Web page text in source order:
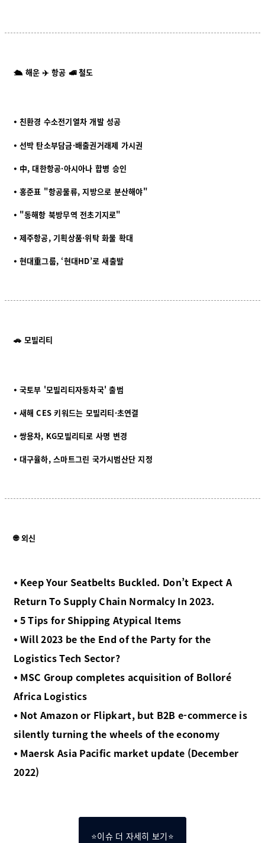
🛳️ 해운 ✈️ 항공 🚅 철도
⦁ 친환경 수소전기열차 개발 성공
⦁ 선박 탄소부담금·배출권거래제 가시권
⦁ 中, 대한항공·아시아나 합병 승인
⦁ 홍준표 "항공물류, 지방으로 분산해야"
⦁ "동해항 북방무역 전초기지로"
⦁ 제주항공, 기획상품·위탁 화물 확대
⦁ 현대重그룹, ‘현대HD’로 새출발
🚗 모빌리티
⦁ 국토부 '모빌리티자동차국' 출범
⦁ 새해 CES 키워드는 모빌리티·초연결
⦁ 쌍용차, KG모빌리티로 사명 변경
⦁ 대구율하, 스마트그린 국가시범산단 지정
🌐 외신
⦁ Keep Your Seatbelts Buckled. Don’t Expect A
Return To Supply Chain Normalcy In 2023.
⦁ 5 Tips for Shipping Atypical Items
⦁ Will 2023 be the End of the Party for the
Logistics Tech Sector?
⦁ MSC Group completes acquisition of Bolloré
Africa Logistics
⦁ Not Amazon or Flipkart, but B2B e-commerce is
silently turning the wheels of the economy
⦁ Maersk Asia Pacific market update (December
2022)
⭐이슈 더 자세히 보기⭐